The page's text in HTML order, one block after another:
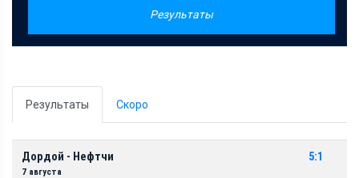
Результаты
Результаты Скоро
Дордой - Нефтчи
7 августа
5:1